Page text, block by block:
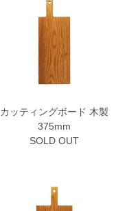
カッティングボード 木製
375mm
SOLD OUT